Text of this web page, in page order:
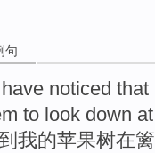
句
noticed that
to look down
我的苹果树在